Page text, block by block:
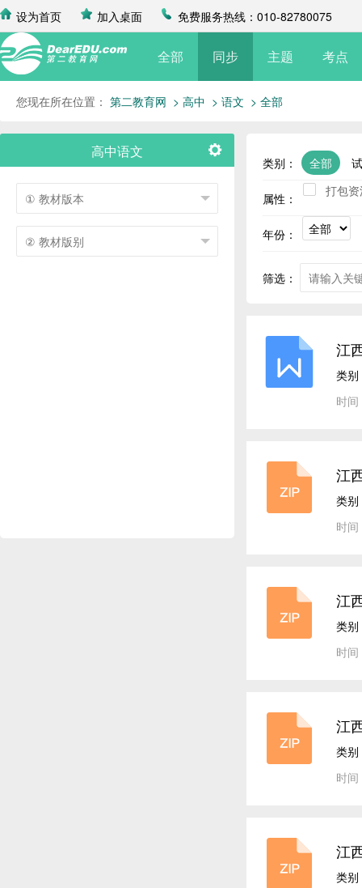
设为首页 加入桌面 免费服务热线：010-82780075
全部 同步 主题 考点
您现在所在位置： 第二教育网 > 高中 > 语文 > 全部
高中语文
类别： 全部
属性：
打包
年份：
筛选：
江
类别
时
江
类别
时
江
类别
时
江
类别
时
江
版
类别